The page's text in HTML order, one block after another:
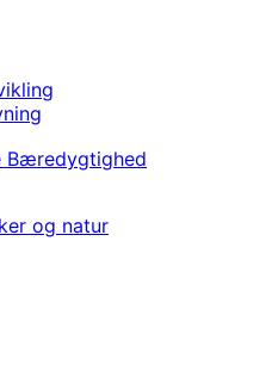
Bæredygtighed
og natur